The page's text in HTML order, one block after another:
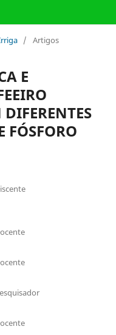
/ Artigos
E
FÓSFORO